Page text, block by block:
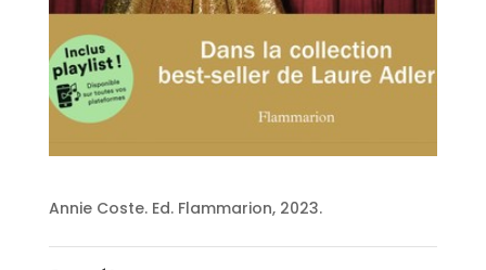
Annie Coste. Ed. Flammarion, 2023.